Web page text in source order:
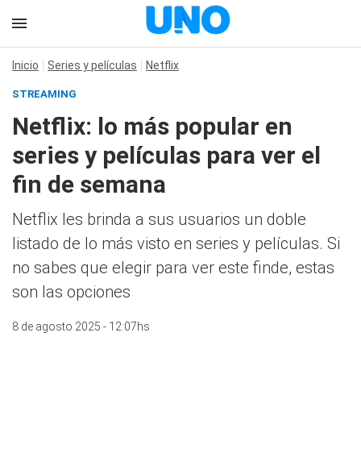
Inicio Series y películas Netflix
STREAMING
Netflix: lo más popular en
series y películas para ver el
fin de semana
Netflix les brinda a sus usuarios un doble
listado de lo más visto en series y películas. Si
no sabes que elegir para ver este finde, estas
son las opciones
8 de agosto 2025 - 12:07hs